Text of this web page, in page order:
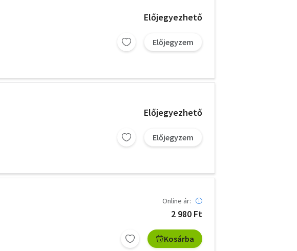
Előjegyezhető
Előjegyzem
Előjegyezhető
Előjegyzem
Online ár:
2 980 Ft
Kosárba